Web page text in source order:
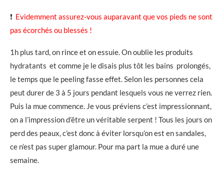
❗ Evidemment assurez-vous auparavant que vos pieds ne sont
pas écorchés ou blessés !
1h plus tard, on rince et on essuie. On oublie les produits
hydratants et comme je le disais plus tôt les bains prolongés,
le temps que le peeling fasse effet. Selon les personnes cela
peut durer de 3 à 5 jours pendant lesquels vous ne verrez rien.
Puis la mue commence. Je vous préviens c’est impressionnant,
on a l’impression d’être un véritable serpent ! Tous les jours on
perd des peaux, c’est donc à éviter lorsqu’on est en sandales,
ce n’est pas super glamour. Pour ma part la mue a duré une
semaine.